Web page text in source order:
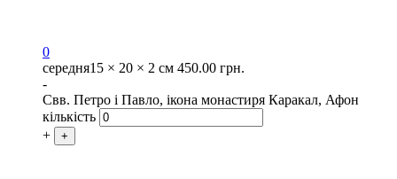
0
середня15 × 20 × 2 см 450.00 грн.
-
Свв. Петро і Павло, ікона монастиря Каракал, Афон
кількість
+
+